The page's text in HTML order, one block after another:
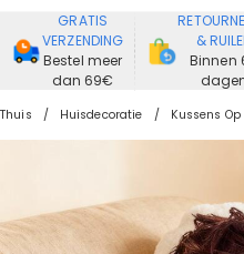
Recipienten
Nieuwe
Juwelen
GRATIS
VERZENDING
Bestel meer
dan 69€
&
Binnen
Thuis Huisdecoratie Kussens